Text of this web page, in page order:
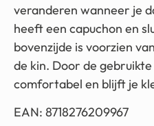
veranderen wanneer je
heeft een capuchon en
bovenzijde is voorzien
de kin. Door de
comfortabel en blijft je
EAN: 8718276209967